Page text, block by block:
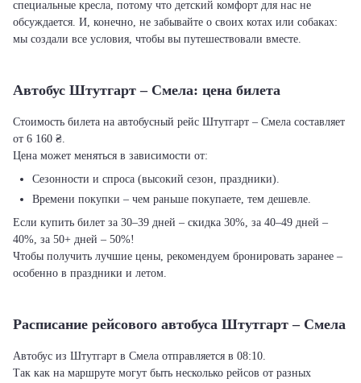
специальные кресла, потому что детский комфорт для нас не
обсуждается. И, конечно, не забывайте о своих котах или собаках:
мы создали все условия, чтобы вы путешествовали вместе.
Автобус Штутгарт – Смела: цена билета
Стоимость билета на автобусный рейс Штутгарт – Смела составляет
от 6 160 ₴.
Цена может меняться в зависимости от:
Сезонности и спроса (высокий сезон, праздники).
Времени покупки – чем раньше покупаете, тем дешевле.
Если купить билет за 30–39 дней – скидка 30%, за 40–49 дней –
40%, за 50+ дней – 50%!
Чтобы получить лучшие цены, рекомендуем бронировать заранее –
особенно в праздники и летом.
Расписание рейсового автобуса Штутгарт – Смела
Автобус из Штутгарт в Смела отправляется в 08:10.
Так как на маршруте могут быть несколько рейсов от разных